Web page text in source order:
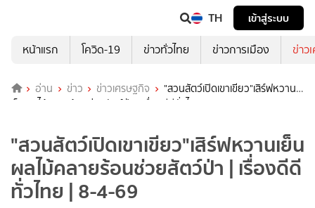
TH
เข้าสู่ระบบ
หน้าแรก
โควิด-19 ข่าวทั่วไทย ข่าวการเมือง ข่าว
อ่าน ข่าว ข่าวเศรษฐกิจ
"สวนสัตว์เปิดเขาเขียว"เสิร์ฟหวาน
เย็นผลไม้คลายร้อนช่วยสัตว์ป่า | เรื่องดีดีทั่วไทย | 8-4-69
"สวนสัตว์เปิดเขาเขียว"เสิร์ฟหวานเย็น
ผลไม้คลายร้อนช่วยสัตว์ป่า | เรื่องดีดี
ทั่วไทย | 8-4-69